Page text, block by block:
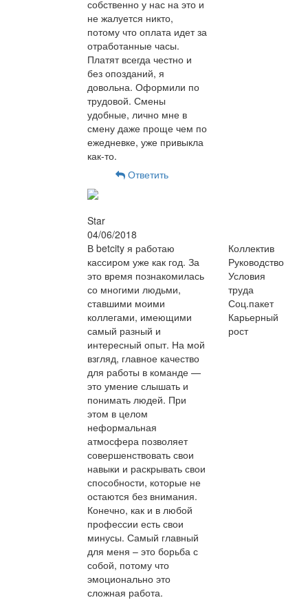
собственно у нас на это и
не жалуется никто,
потому что оплата идет за
отработанные часы.
Платят всегда честно и
без опозданий, я
довольна. Оформили по
трудовой. Смены
удобные, лично мне в
смену даже проще чем по
ежедневке, уже привыкла
как-то.
Ответить
Star
04/06/2018
В betcity я работаю
кассиром уже как год. За
это время познакомилась
со многими людьми,
ставшими моими
коллегами, имеющими
самый разный и
интересный опыт. На мой
взгляд, главное качество
для работы в команде —
это умение слышать и
понимать людей. При
этом в целом
неформальная
атмосфера позволяет
совершенствовать свои
навыки и раскрывать свои
способности, которые не
остаются без внимания.
Конечно, как и в любой
профессии есть свои
минусы. Самый главный
для меня – это борьба с
собой, потому что
эмоционально это
сложная работа.
Коллектив
Руководство
Условия
труда
Соц.пакет
Карьерный
рост